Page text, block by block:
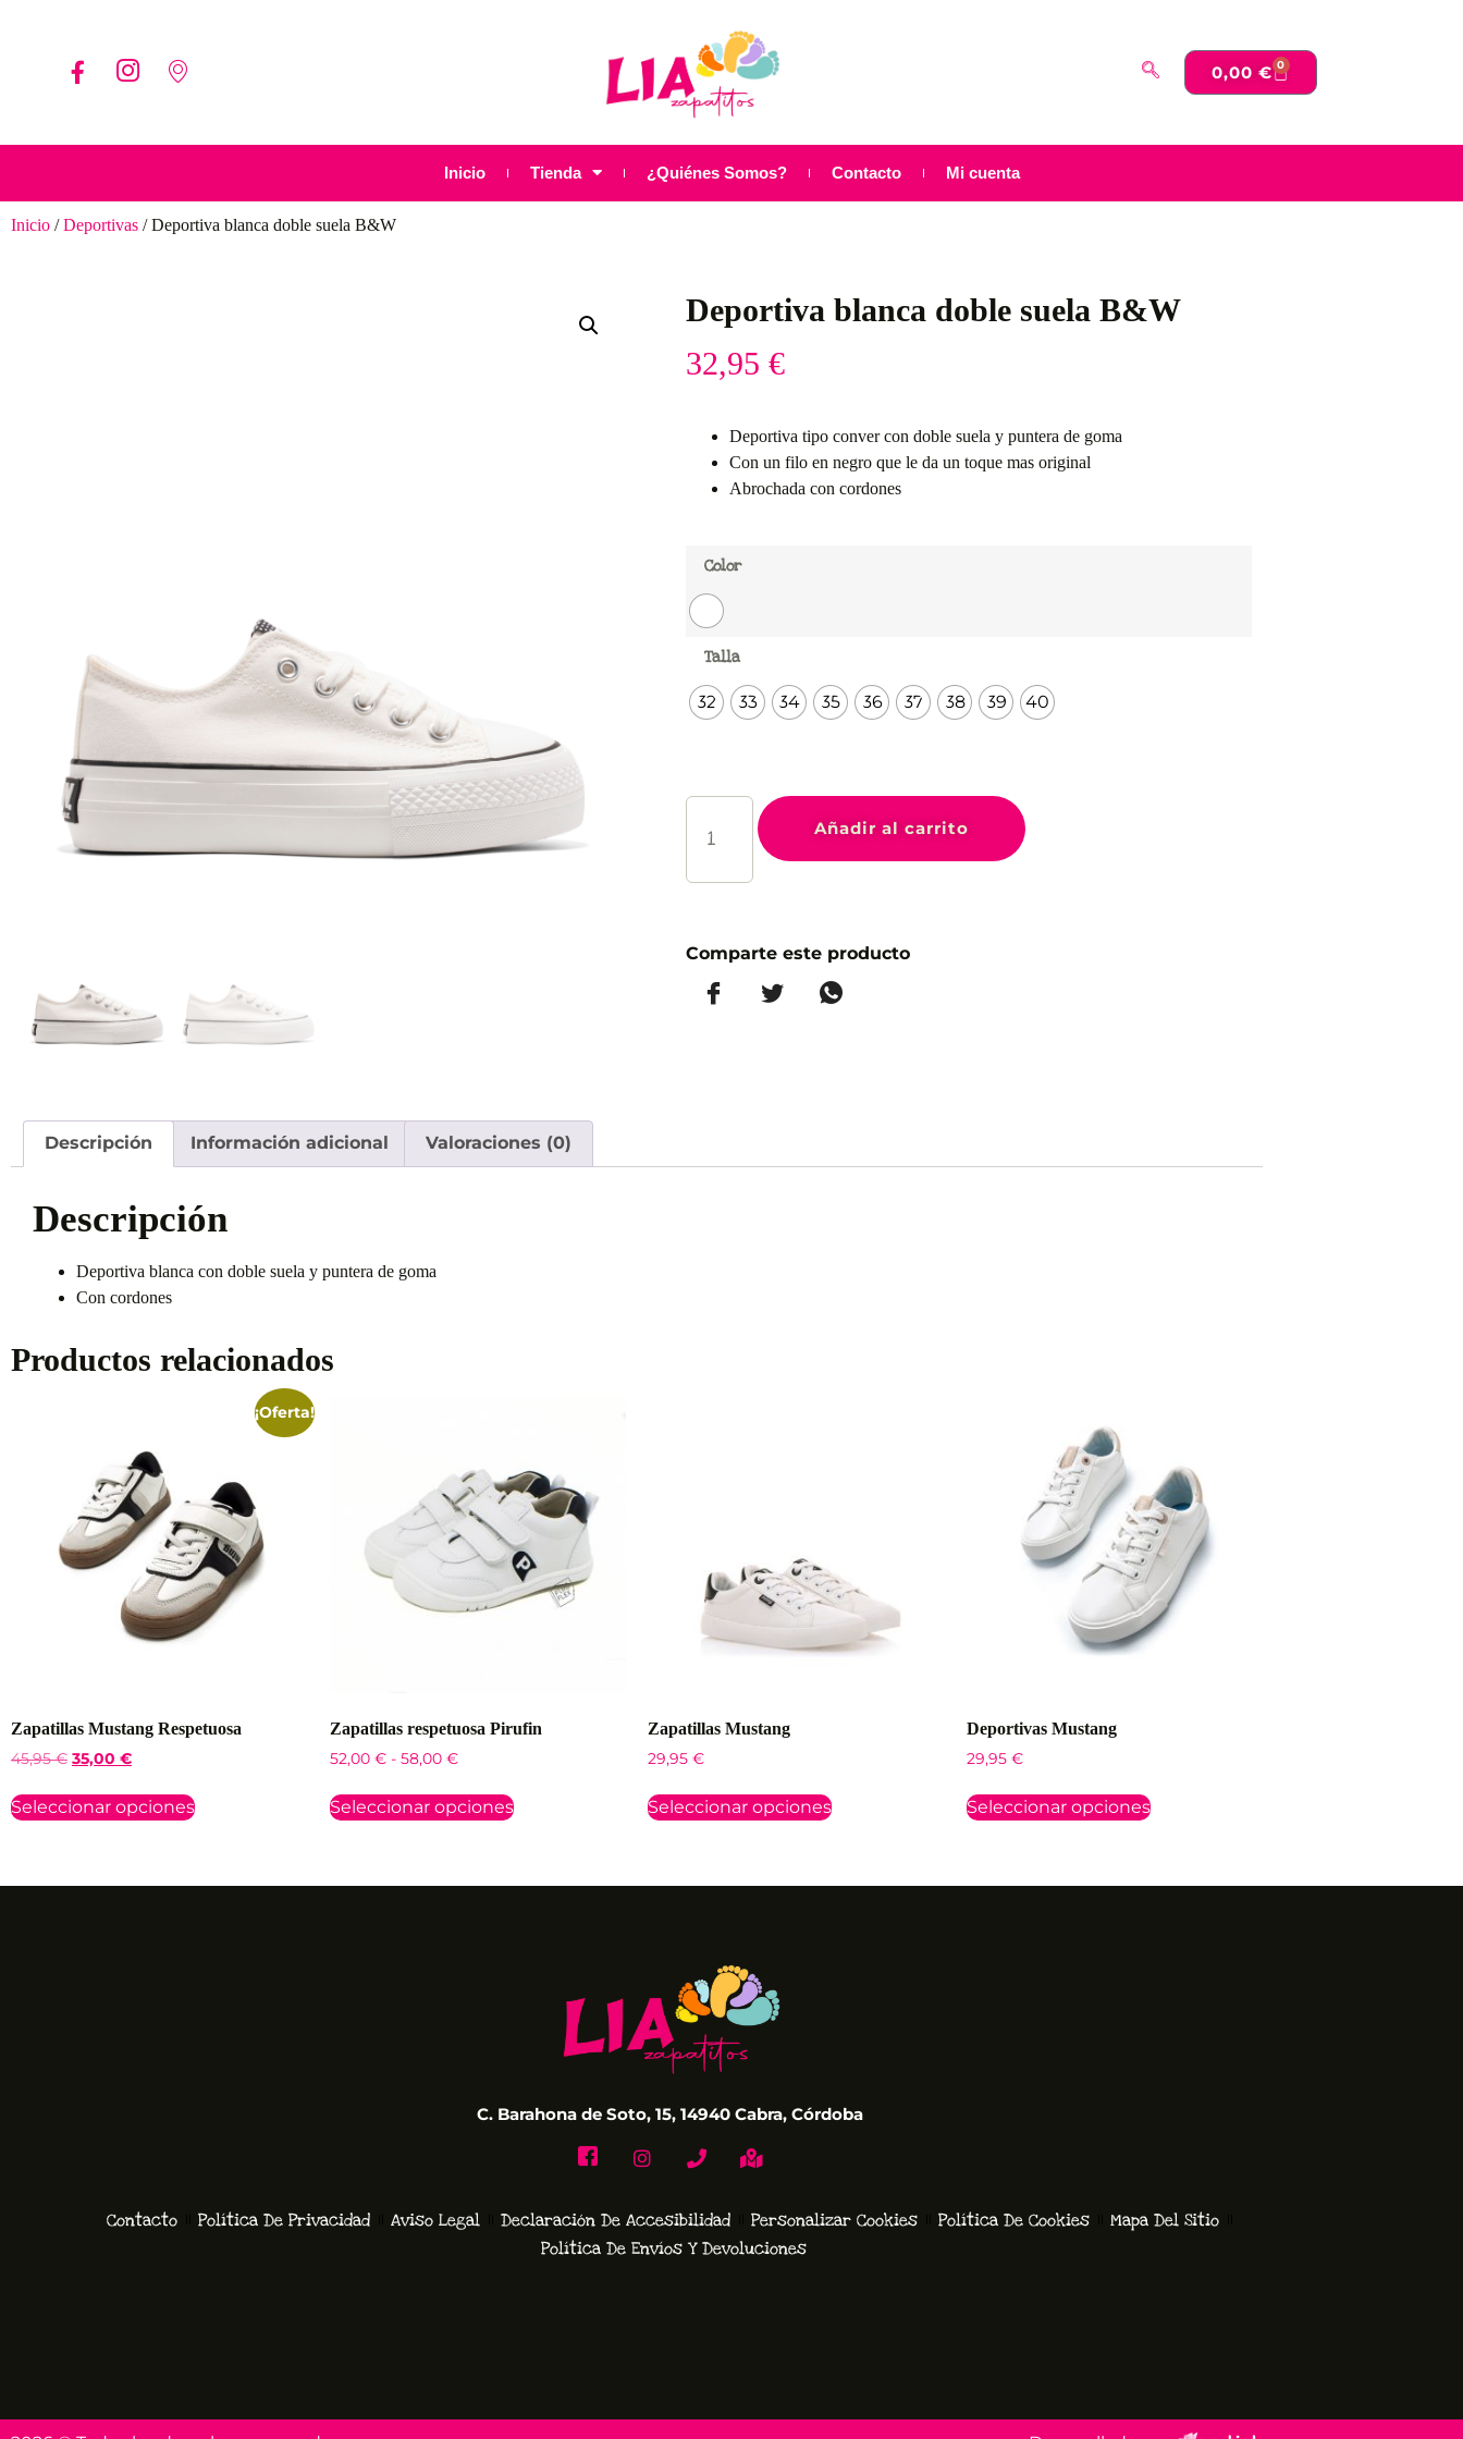
0,00 € 0
Inicio Tienda ¿Quiénes Somos? Contacto Mi cuenta
Inicio /Deportivas / Deportiva blanca doble suela B&W
Deportiva blanca doble suela B&W
32,95 €
Deportiva tipo conver con doble suela y puntera de goma
Con un filo en negro que le da un toque mas original
Abrochada con cordones
Color
Talla
32 33 34 35 36 37 38 39 40
Añadir al carrito
Comparte este producto
Descripción Información adicional Valoraciones (0)
Descripción
Deportiva blanca con doble suela y puntera de goma
Con cordones
Productos relacionados
¡Oferta!
Zapatillas Mustang Respetuosa
45,95€ 35,00 €
Seleccionar opciones
Zapatillas respetuosa Pirufin
52,00 € - 58,00 €
Seleccionar opciones
Zapatillas Mustang
29,95 €
Seleccionar opciones
Deportivas Mustang
29,95 €
Seleccionar opciones
C. Barahona de Soto, 15, 14940 Cabra, Córdoba
Contacto Política De Privacidad Aviso Legal Declaración De Accesibilidad Personalizar Cookies Política De Cookies
Mapa Del Sitio
Política De Envíos Y Devoluciones